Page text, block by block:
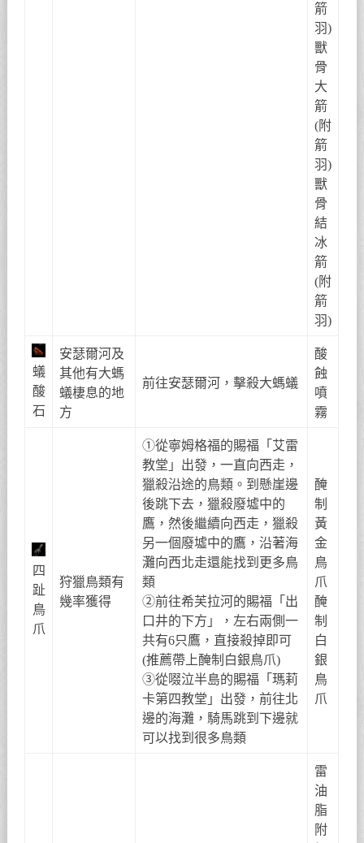
箭
羽)
獸
骨
大
箭
(附
箭
羽)
獸
骨
結
冰
箭
(附
箭
羽)
蟻
酸
石
安瑟爾河及
其他有大螞
蟻棲息的地
方
前往安瑟爾河，擊殺大螞蟻
酸
蝕
噴
霧
四
趾
鳥
爪
狩獵鳥類有
幾率獲得
①從寧姆格福的賜福「艾雷
教堂」出發，一直向西走，
獵殺沿途的鳥類。到懸崖邊
後跳下去，獵殺廢墟中的
鷹，然後繼續向西走，獵殺
另一個廢墟中的鷹，沿著海
灘向西北走還能找到更多鳥
類
②前往希芙拉河的賜福「出
口井的下方」，左右兩側一
共有6只鷹，直接殺掉即可
(推薦帶上醃制白銀鳥爪)
③從啜泣半島的賜福「瑪莉
卡第四教堂」出發，前往北
邊的海灘，騎馬跳到下邊就
可以找到很多鳥類
醃
制
黃
金
鳥
爪
醃
制
白
銀
鳥
爪
雷
油
脂
附